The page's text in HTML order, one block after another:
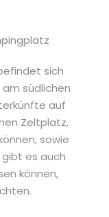
sich
am südlichen
auf
Zeltplatz,
sowie
es auch
können,